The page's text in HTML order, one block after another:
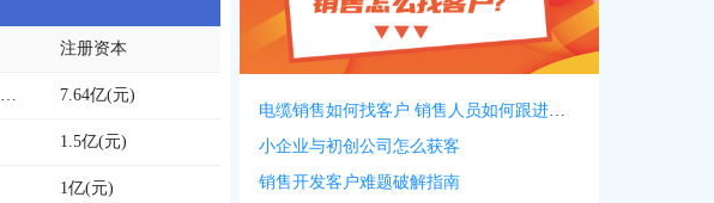
注册资本
0311****0098
7.64亿(元)
1.5亿(元)
1亿(元)
电缆销售如何找客户 销售人员如何跟进客户
小企业与初创公司怎么获客
销售开发客户难题破解指南